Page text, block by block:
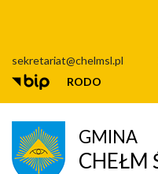
sekretariat@chelmsl.pl
RODO
GMINA
CHEŁM